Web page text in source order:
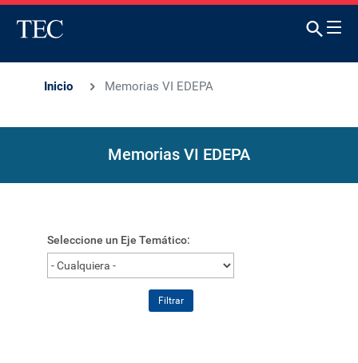
Inicio Memorias VI EDEPA
Memorias VI EDEPA
Seleccione un Eje Temático:
Filtrar